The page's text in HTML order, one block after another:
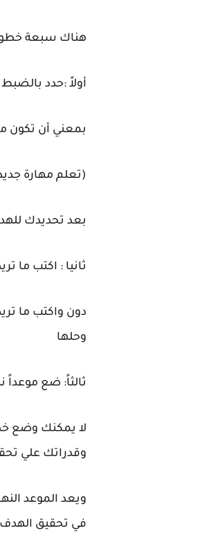
هناك سبعة
أولاً :حدد بالضبط
بمعني أن تكون
(تعلم مهارة
بعد تحديدك
ثانيا : اكتب ما
دون واكتب ما
وحلها
ثالثاً: ضع موعداً
لا يمكنك وضع
وقدراتك علي
ويعد الموعد
في تحقيق